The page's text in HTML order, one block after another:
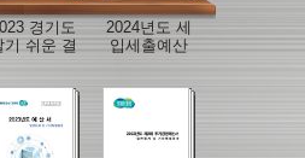
경기도
기 쉬운 결
2024년도 세
입세출예산